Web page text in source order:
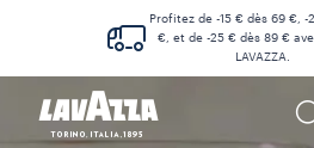
Profitez de -15 € dès 69 €, -
€, et de -25 € dès 89 €
LAVAZZA.